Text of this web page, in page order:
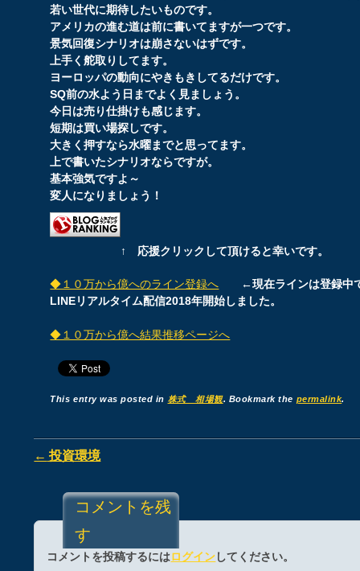
若い世代に期待したいものです。
アメリカの進む道は前に書いてますが一つです。
景気回復シナリオは崩さないはずです。
上手く舵取りしてます。
ヨーロッパの動向にやきもきしてるだけです。
SQ前の水よう日までよく見ましょう。
今日は売り仕掛けも感じます。
短期は買い場探しです。
大きく押すなら水曜までと思ってます。
上で書いたシナリオならですが。
基本強気ですよ～
変人になりましょう！
↑ 応援クリックして頂けると幸いです。
◆１０万から億へのライン登録へ ←現在ラインは登録中
LINEリアルタイム配信2018年開始しました。
◆１０万から億へ結果推移ページへ
This entry was posted in 株式 相場観. Bookmark the permalink.
Post navigation
← 投資環境
コメントを残
す
コメントを投稿するにはログインしてください。